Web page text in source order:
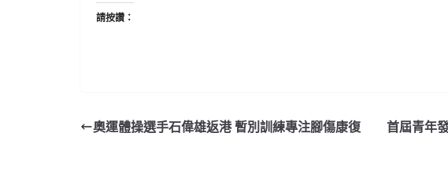
請按讚：
奧運體操選手石偉雄返港 暫別訓練專注腳傷康復
首屆青年